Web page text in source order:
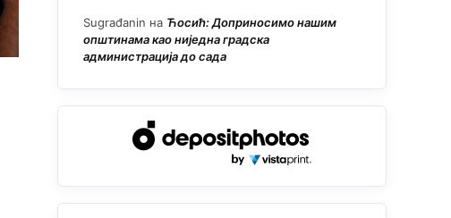
Sugrađanin на Ћосић: Доприносимо нашим
општинама као ниједна градска
администрација до сада